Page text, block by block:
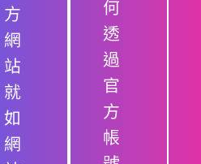
方
網
站
就
如
網
何
透
過
官
方
帳